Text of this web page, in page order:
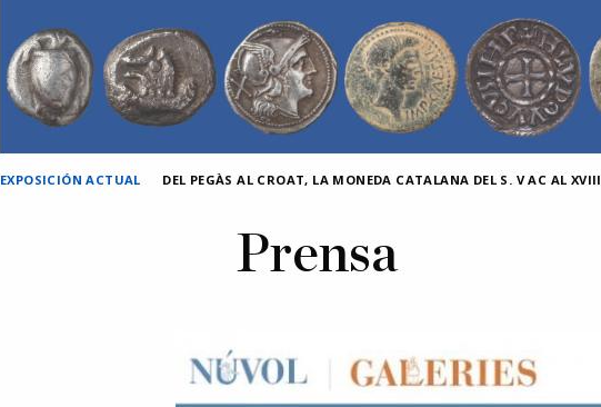
EXPOSICIÓN ACTUAL DEL PEGÀS AL CROAT, LA MONEDA CATALANA DEL S. V AC AL XVIII
Prensa